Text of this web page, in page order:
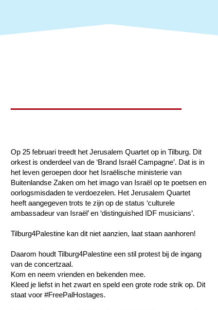
Op 25 februari treedt het Jerusalem Quartet op in Tilburg. Dit
orkest is onderdeel van de ‘Brand Israël Campagne’. Dat is in
het leven geroepen door het Israëlische ministerie van
Buitenlandse Zaken om het imago van Israël op te poetsen en
oorlogsmisdaden te verdoezelen. Het Jerusalem Quartet
heeft aangegeven trots te zijn op de status ‘culturele
ambassadeur van Israël’ en ‘distinguished IDF musicians’.
Tilburg4Palestine kan dit niet aanzien, laat staan aanhoren!
Daarom houdt Tilburg4Palestine een stil protest bij de ingang
van de concertzaal.
Kom en neem vrienden en bekenden mee.
Kleed je liefst in het zwart en speld een grote rode strik op. Dit
staat voor #FreePalHostages.